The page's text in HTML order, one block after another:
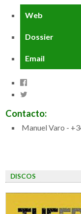
Web
Dossier
Email
Contacto:
Manuel Varo -
DISCOS